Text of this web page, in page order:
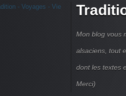
Mon blog vous
alsaciens, tout
dont les textes
Merci)